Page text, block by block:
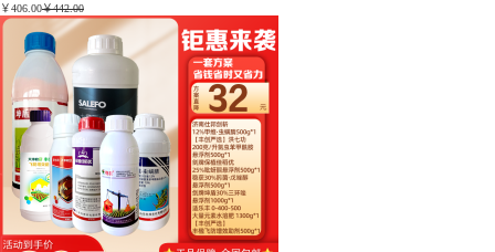
￥406.00￥442.00